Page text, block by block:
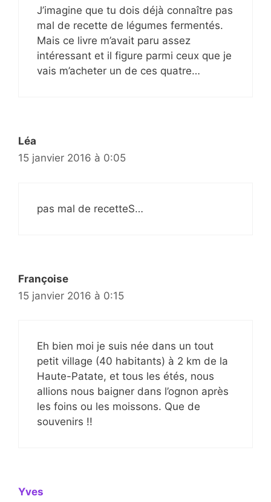
J’imagine que tu dois déjà connaître pas
mal de recette de légumes fermentés.
Mais ce livre m’avait paru assez
intéressant et il figure parmi ceux que je
vais m’acheter un de ces quatre…
Léa
15 janvier 2016 à 0:05
pas mal de recetteS…
Françoise
15 janvier 2016 à 0:15
Eh bien moi je suis née dans un tout
petit village (40 habitants) à 2 km de la
Haute-Patate, et tous les étés, nous
allions nous baigner dans l’ognon après
les foins ou les moissons. Que de
souvenirs !!
Yves